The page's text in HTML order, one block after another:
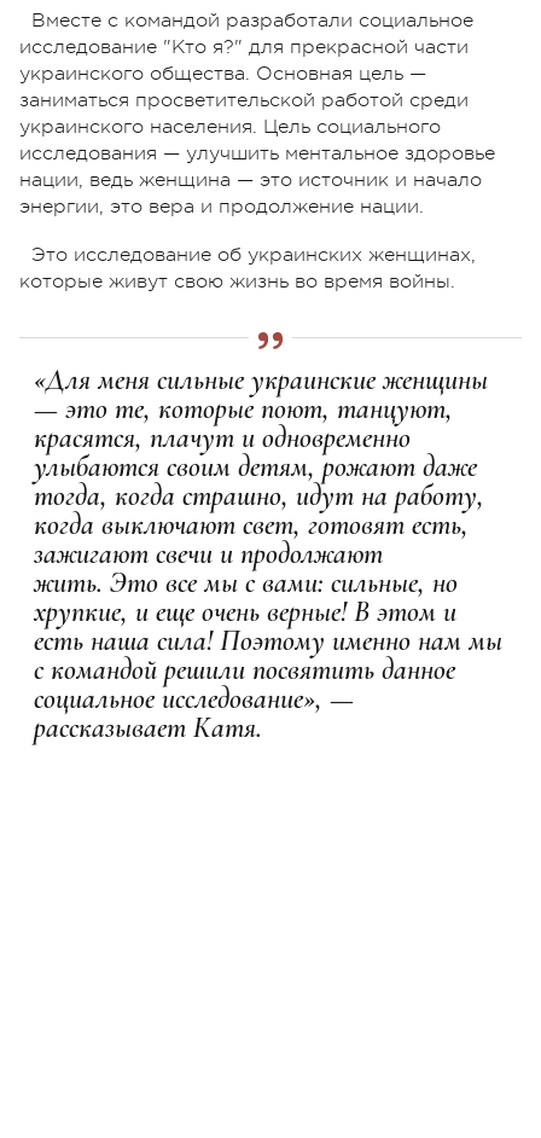
Вместе с командой разработали социальное
исследование "Кто я?" для прекрасной части
украинского общества. Основная цель —
заниматься просветительской работой среди
украинского населения. Цель социального
исследования — улучшить ментальное здоровье
нации, ведь женщина — это источник и начало
энергии, это вера и продолжение нации.
Это исследование об украинских женщинах,
которые живут свою жизнь во время войны.
«Для меня сильные украинские женщины
— это те, которые поют, танцуют,
красятся, плачут и одновременно
улыбаются своим детям, рожают даже
тогда, когда страшно, идут на работу,
когда выключают свет, готовят есть,
зажигают свечи и продолжают
жить. Это все мы с вами: сильные, но
хрупкие, и еще очень верные! В этом и
есть наша сила! Поэтому именно нам мы
с командой решили посвятить данное
социальное исследование», —
рассказывает Катя.